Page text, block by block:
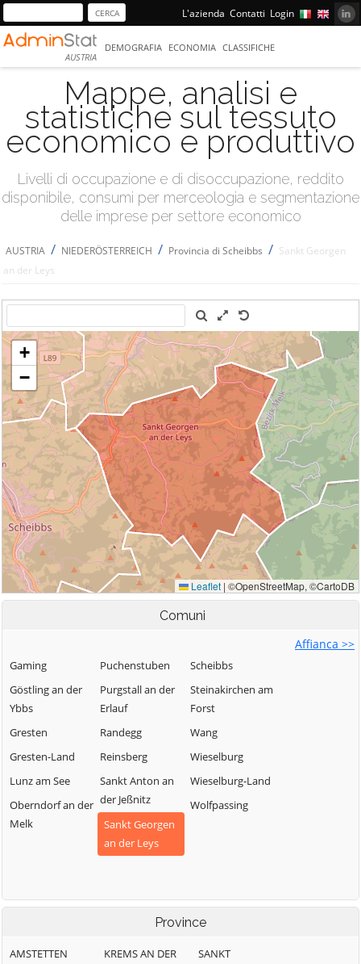
L'azienda Contatti Login
AUSTRIA
DEMOGRAFIA ECONOMIA CLASSIFICHE
Mappe, analisi e
statistiche sul tessuto
economico e produttivo
Livelli di occupazione e di disoccupazione, reddito
disponibile, consumi per merceologia e segmentazione
delle imprese per settore economico
AUSTRIA / NIEDERÖSTERREICH / Provincia di Scheibbs / Sankt Georgen
an der Leys
Comuni
Affianca >>
Gaming
Göstling an der
Ybbs
Gresten
Gresten-Land
Lunz am See
Oberndorf an der
Melk
Puchenstuben
Purgstall an der
Erlauf
Randegg
Reinsberg
Sankt Anton an
der Jeßnitz
Sankt Georgen
an der Leys
Scheibbs
Steinakirchen am
Forst
Wang
Wieselburg
Wieselburg-Land
Wolfpassing
Province
AMSTETTEN
KREMS AN DER
SANKT